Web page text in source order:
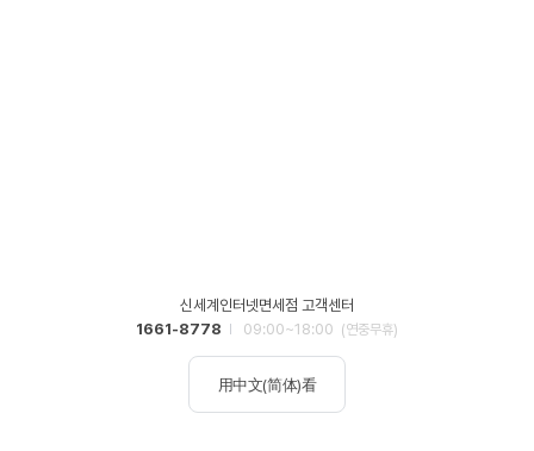
신세계인터넷면세점 고객센터
1661-8778
09:00~18:00 (연중무휴)
用中文(简体)看